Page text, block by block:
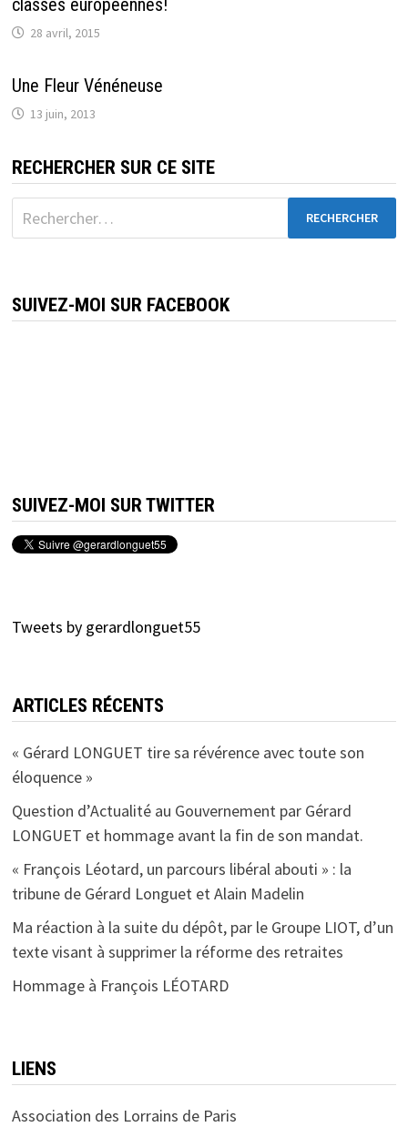
classes européennes!
28 avril, 2015
Une Fleur Vénéneuse
13 juin, 2013
RECHERCHER SUR CE SITE
Rechercher :
SUIVEZ-MOI SUR FACEBOOK
SUIVEZ-MOI SUR TWITTER
Tweets by gerardlonguet55
ARTICLES RÉCENTS
« Gérard LONGUET tire sa révérence avec toute son
éloquence »
Question d’Actualité au Gouvernement par Gérard
LONGUET et hommage avant la fin de son mandat.
« François Léotard, un parcours libéral abouti » : la
tribune de Gérard Longuet et Alain Madelin
Ma réaction à la suite du dépôt, par le Groupe LIOT, d’un
texte visant à supprimer la réforme des retraites
Hommage à François LÉOTARD
LIENS
Association des Lorrains de Paris